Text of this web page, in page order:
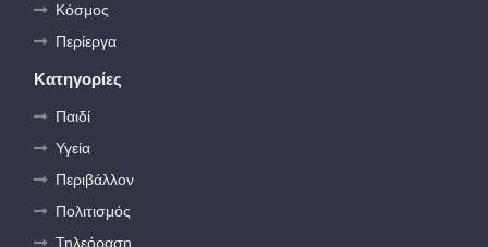
Κόσμος
Περίεργα
Κατηγορίες
Παιδί
Υγεία
Περιβάλλον
Πολιτισμός
Τηλεόραση